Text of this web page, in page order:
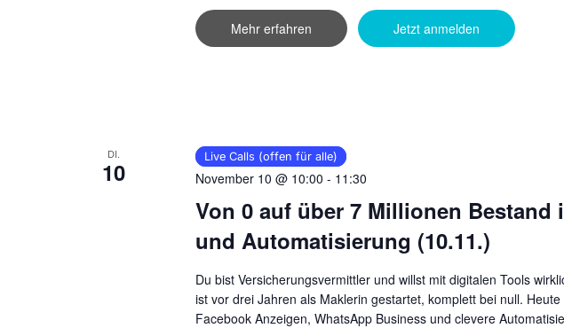
Mehr erfahren Jetzt anmelden
DI.
10
Von 0 auf über 7 Millionen
und Automatisierung (10.11.)
Live Calls (offen für alle)
November 10 @ 10:00 - 11:30
Du bist Versicherungsvermittler und willst mit digitalen Tools
ist vor drei Jahren als Maklerin gestartet, komplett bei null.
Facebook Anzeigen, WhatsApp Business und clevere